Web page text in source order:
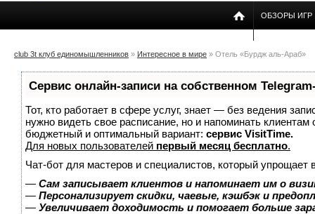
ОБЗОРЫ ИГР
club 3t клуб единомышленников » Интересное в мире » Отель «Бурдж аль-Араб»
Сервис онлайн-записи на собственном
Тот, кто работает в сфере услуг, знает — без ведения
нужно видеть свое расписание, но и напоминать
бюджетный и оптимальный вариант: сервис VisitTime.
Для новых пользователей первый месяц бесплатно.
Чат-бот для мастеров и специалистов, который упрощает
— Сам записывает клиентов и напоминает им о
— Персонализирует скидки, чаевые, кэшбэк и
— Увеличивает доходимость и помогает больше